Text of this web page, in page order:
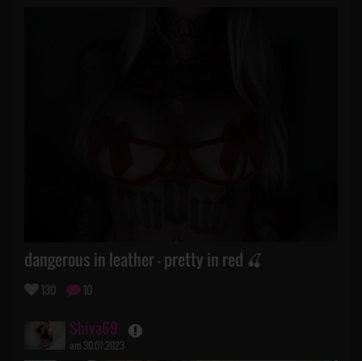
dangerous in leather - pretty in red 🍒
130 10
Shiva69
am 30.07.2023